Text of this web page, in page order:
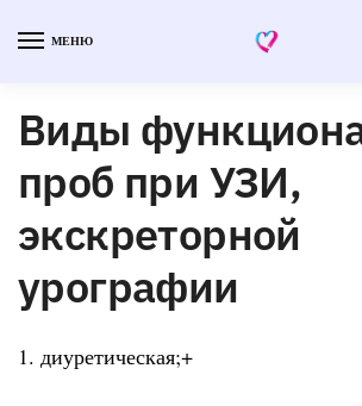
МЕНЮ
Виды
проб при УЗИ,
экскреторной
урографии
1. диуретическая;+